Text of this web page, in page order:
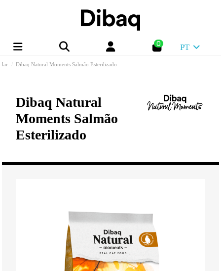
0 PT
lar Dibaq Natural Moments Salmão Esterilizado
Dibaq Natural
Moments Salmão
Esterilizado